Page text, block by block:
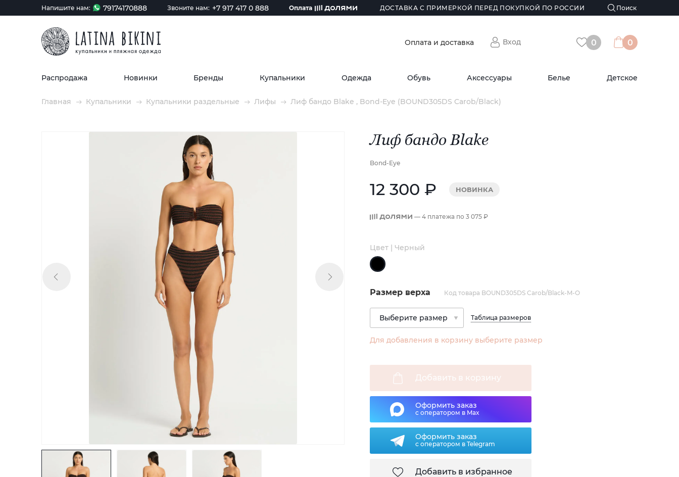
Напишите нам: 79174170888 Звоните нам: +7 917 417 0 888 Оплата ДОСТАВКА С ПРИМЕРКОЙ ПЕРЕД ПОКУПКОЙ ПО РОССИИ
Оплата и доставка Вход 0 0
Распродажа Новинки Бренды Купальники Одежда Обувь Аксессуары Белье Детское
Главная Купальники Купальники раздельные Лифы Лиф бандо Blake , Bond-Eye (BOUND305DS Carob/Black)
Лиф бандо Blake
Bond-Eye
12 300 ₽ НОВИНКА
— 4 платежа по 3 075 ₽
Цвет | Черный
Размер верха Код товара BOUND305DS Carob/Black-M-O
Таблица размеров
Для добавления в корзину выберите размер
Добавить в корзину
Оформить заказ
с оператором в Max
Оформить заказ
с оператором в Telegram
Добавить в избранное